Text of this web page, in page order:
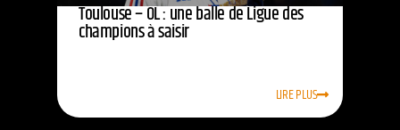
Toulouse – OL : une balle de Ligue des
champions à saisir
LIRE PLUS